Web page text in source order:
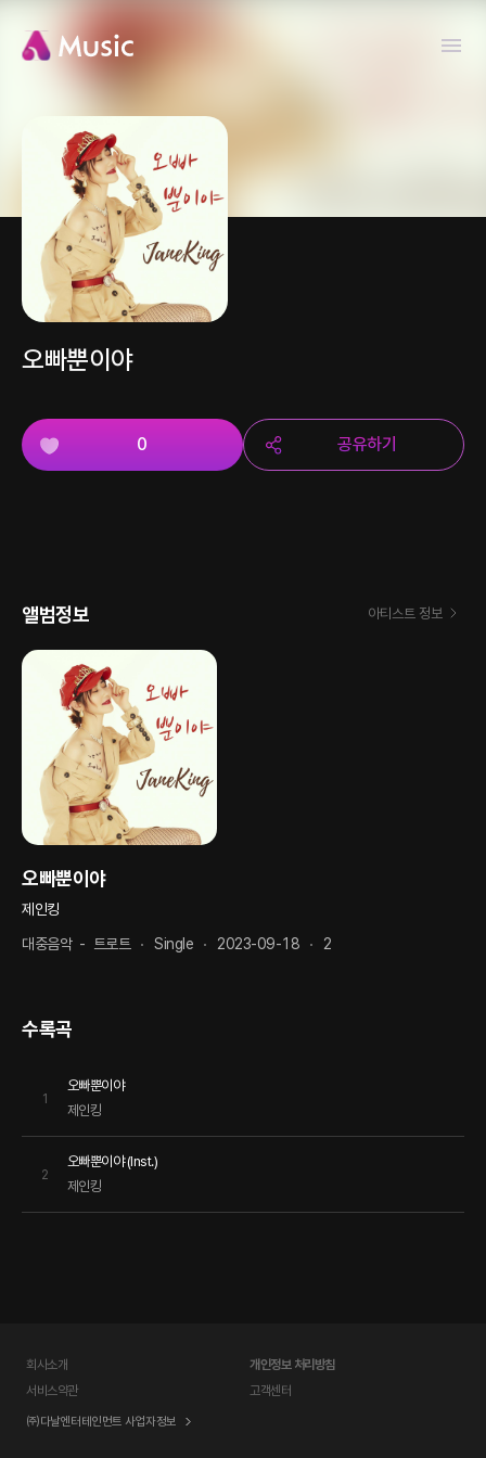
오빠뿐이야
0 공유하기
앨범정보 아티스트 정보
오빠뿐이야
제인킹
대중음악- 트로트 Single 2023-09-18 2
수록곡
1
오빠뿐이야
제인킹
2
오빠뿐이야 (Inst.)
제인킹
회사소개
개인정보 처리방침
서비스약관
고객센터
㈜다날엔터테인먼트 사업자정보